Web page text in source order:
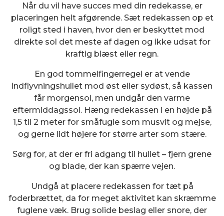
Når du vil have succes med din redekasse, er
placeringen helt afgørende. Sæt redekassen op et
roligt sted i haven, hvor den er beskyttet mod
direkte sol det meste af dagen og ikke udsat for
kraftig blæst eller regn.
En god tommelfingerregel er at vende
indflyvningshullet mod øst eller sydøst, så kassen
får morgensol, men undgår den varme
eftermiddagssol. Hæng redekassen i en højde på
1,5 til 2 meter for småfugle som musvit og mejse,
og gerne lidt højere for større arter som stære.
Sørg for, at der er fri adgang til hullet – fjern grene
og blade, der kan spærre vejen.
Undgå at placere redekassen for tæt på
foderbrættet, da for meget aktivitet kan skræmme
fuglene væk. Brug solide beslag eller snore, der